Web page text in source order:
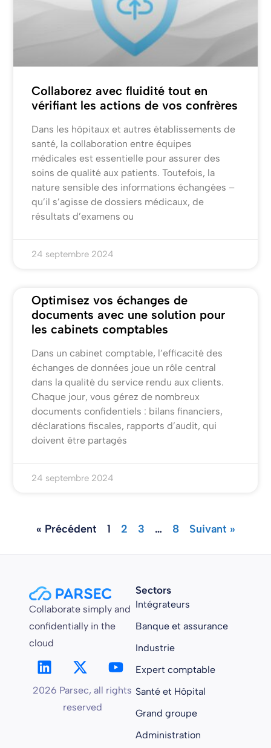
Collaborez avec fluidité tout en
vérifiant les actions de vos confrères
Dans les hôpitaux et autres établissements de
santé, la collaboration entre équipes
médicales est essentielle pour assurer des
soins de qualité aux patients. Toutefois, la
nature sensible des informations échangées –
qu’il s’agisse de dossiers médicaux, de
résultats d’examens ou
24 septembre 2024
Optimisez vos échanges de
documents avec une solution pour
les cabinets comptables
Dans un cabinet comptable, l’efficacité des
échanges de données joue un rôle central
dans la qualité du service rendu aux clients.
Chaque jour, vous gérez de nombreux
documents confidentiels : bilans financiers,
déclarations fiscales, rapports d’audit, qui
doivent être partagés
24 septembre 2024
« Précédent 1 2 3 … 8 Suivant »
Collaborate simply and
confidentially in the
cloud
2026 Parsec, all rights
reserved
Sectors
Intégrateurs
Banque et assurance
Industrie
Expert comptable
Santé et Hôpital
Grand groupe
Administration